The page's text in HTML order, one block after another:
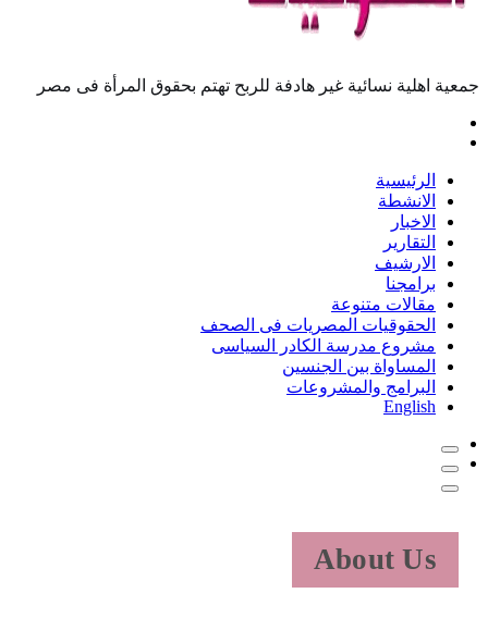
جمعية اهلية نسائية غير هادفة للربح تهتم بحقوق المرأة فى مصر
الرئيسية
الانشطة
الاخبار
التقارير
الارشيف
برامجنا
مقالات متنوعة
الحقوقيات المصريات فى الصحف
مشروع مدرسة الكادر السياسى
المساواة بين الجنسين
البرامج والمشروعات
English
About Us